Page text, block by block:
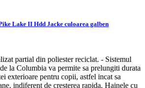
Lake II Hdd Jacke culoarea galben
partial din poliester reciclat. - Sistemul
la Columbia va permite sa prelungiti durata
exterioare pentru copii, astfel incat sa
indiferent de cresterea rapida. Hainele cu